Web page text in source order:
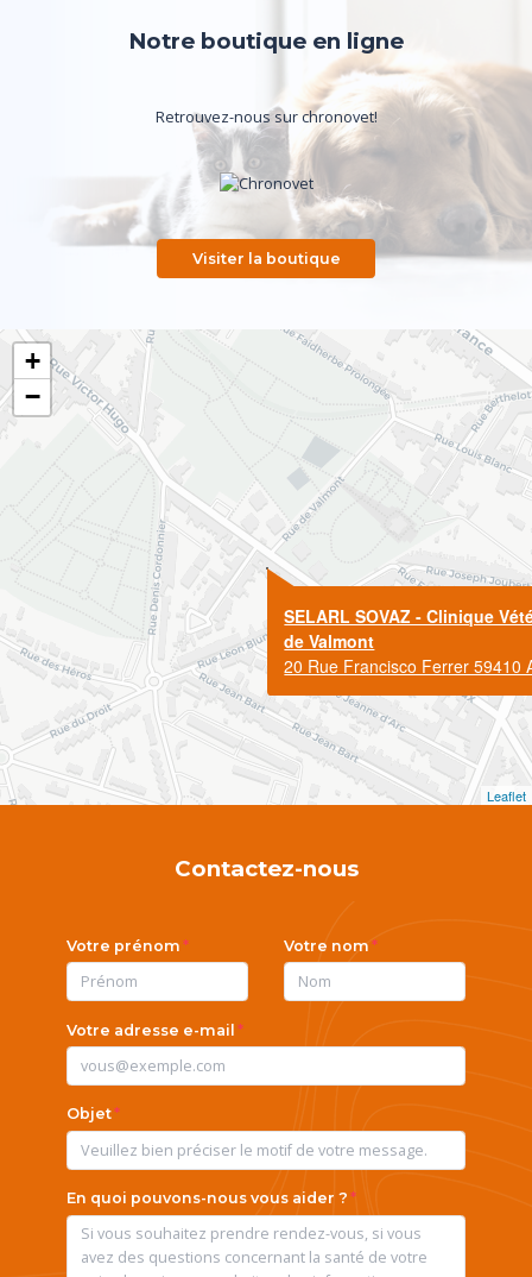
Notre boutique en ligne
Retrouvez-nous sur chronovet!
Visiter la boutique
SELARL SOVAZ - Clinique
de Valmont
20 Rue Francisco Ferrer 59410
+
−
Leaflet
Contactez-nous
Votre prénom Votre nom
Votre adresse e-mail
Objet
En quoi pouvons-nous vous aider ?